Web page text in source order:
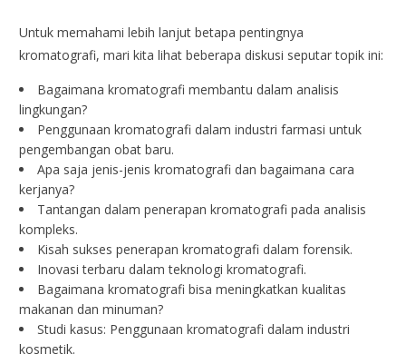
Untuk memahami lebih lanjut betapa pentingnya
kromatografi, mari kita lihat beberapa diskusi seputar topik ini:
Bagaimana kromatografi membantu dalam analisis
lingkungan?
Penggunaan kromatografi dalam industri farmasi untuk
pengembangan obat baru.
Apa saja jenis-jenis kromatografi dan bagaimana cara
kerjanya?
Tantangan dalam penerapan kromatografi pada analisis
kompleks.
Kisah sukses penerapan kromatografi dalam forensik.
Inovasi terbaru dalam teknologi kromatografi.
Bagaimana kromatografi bisa meningkatkan kualitas
makanan dan minuman?
Studi kasus: Penggunaan kromatografi dalam industri
kosmetik.